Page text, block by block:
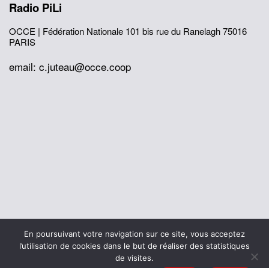
Radio PiLi
OCCE | Fédération Nationale 101 bis rue du Ranelagh75016
PARIS
email: c.juteau@occe.coop
© 2026 Office Central de la Coopération à l'École
Mentions légales
Politique de confidentialité
L’histoire de I’OCCE
En poursuivant votre navigation sur ce site, vous acceptez
l’utilisation de cookies dans le but de réaliser des statistiques
de visites.